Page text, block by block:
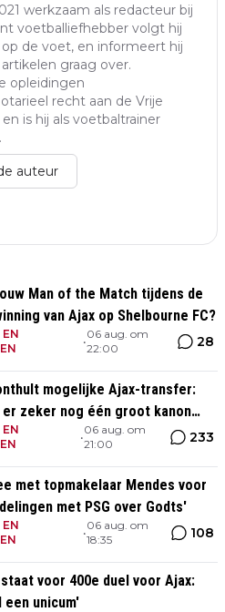
werkzaam als redacteur bij
voetballiefhebber volgt hij
de voet, en informeert hij
graag over.
opleidingen
recht aan de Vrije
is hij als voetbaltrainer
auteur
Man of the Match tijdens de
van Ajax op Shelbourne FC?
•
06 aug. om
22:00
28
mogelijke Ajax-transfer:
zeker nog één groot kanon
•
06 aug. om
21:00
233
met topmakelaar Mendes voor
met PSG over Godts'
•
06 aug. om
18:35
108
voor 400e duel voor Ajax:
een unicum'